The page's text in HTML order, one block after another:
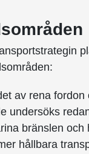
av rena
undersöks
bränslen och
hållbara